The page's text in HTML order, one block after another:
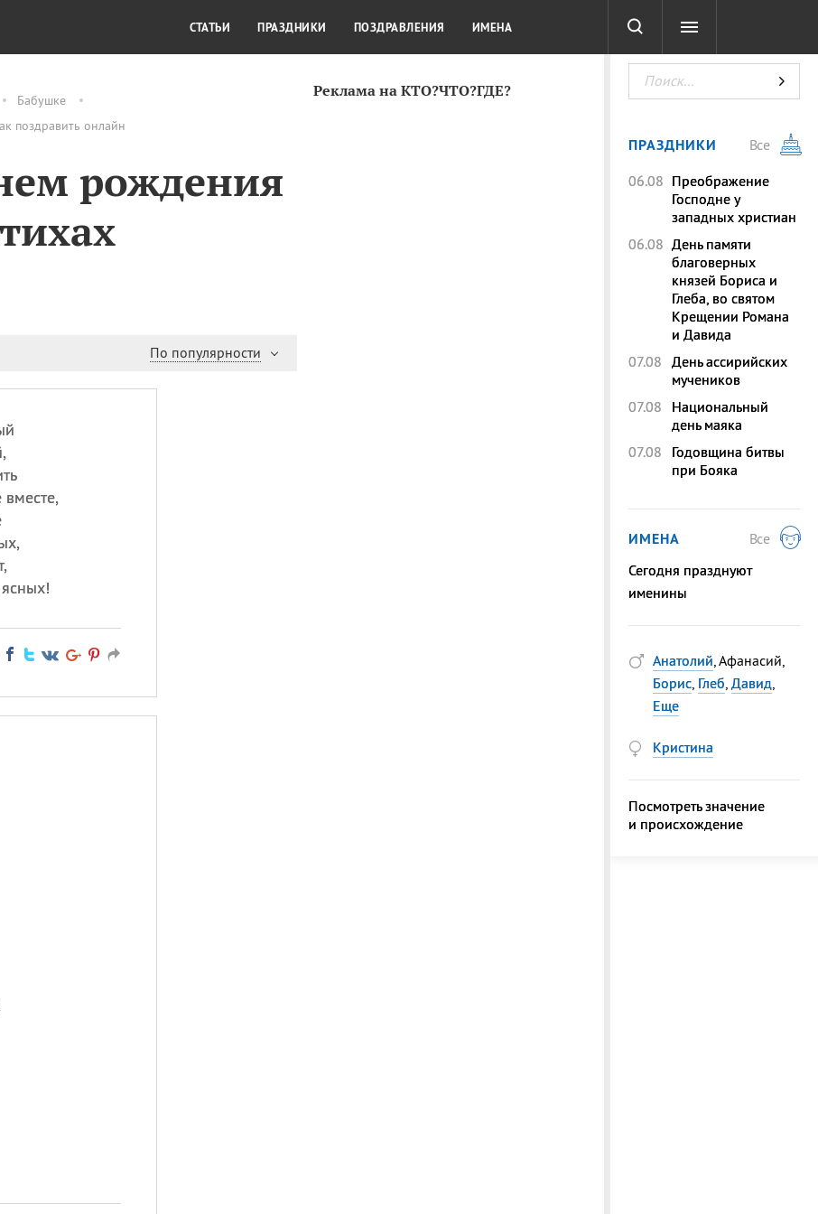
Бабушке
поздравить онлайн
рождения
По популярности
Реклама на КТО?ЧТО?ГДЕ?
КУЛЬТУРА КРАСОТА ТЕСТЫ
СТАТЬИ ПРАЗДНИКИ ПОЗДРАВЛЕНИЯ ИМЕНА
ПРАЗДНИКИ
Все
06.08 Преображение
Господне у
западных христиан
06.08 День памяти
благоверных
князей Бориса и
Глеба, во святом
Крещении Романа
и Давида
07.08 День ассирийских
мучеников
07.08
Национальный
день маяка
07.08
Годовщина битвы
при Бояка
ИМЕНА
Все
Сегодня празднуют
именины
Анатолий, Афанасий,
Борис, Глеб, Давид,
Еще
Кристина
Посмотреть значение
и происхождение